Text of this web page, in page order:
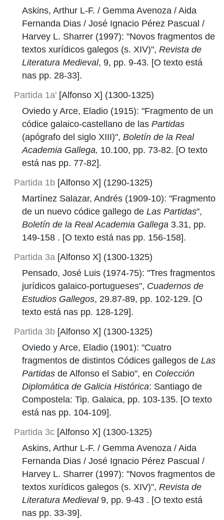
Askins, Arthur L-F. / Gemma Avenoza / Aida
Fernanda Dias / José Ignacio Pérez Pascual /
Harvey L. Sharrer (1997): "Novos fragmentos de
textos xurídicos galegos (s. XIV)", Revista de
Literatura Medieval, 9, pp. 9-43. [O texto está
nas pp. 28-33].
Partida 1a' [Alfonso X] (1300-1325)
Oviedo y Arce, Eladio (1915): "Fragmento de un
códice galaico-castellano de las Partidas
(apógrafo del siglo XIII)", Boletín de la Real
Academia Gallega, 10.100, pp. 73-82. [O texto
está nas pp. 77-82].
Partida 1b [Alfonso X] (1290-1325)
Martínez Salazar, Andrés (1909-10): "Fragmento
de un nuevo códice gallego de Las Partidas",
Boletín de la Real Academia Gallega 3.31, pp.
149-158 . [O texto está nas pp. 156-158].
Partida 3a [Alfonso X] (1300-1325)
Pensado, José Luis (1974-75): "Tres fragmentos
jurídicos galaico-portugueses", Cuadernos de
Estudios Gallegos, 29.87-89, pp. 102-129. [O
texto está nas pp. 128-129].
Partida 3b [Alfonso X] (1300-1325)
Oviedo y Arce, Eladio (1901): "Cuatro
fragmentos de distintos Códices gallegos de Las
Partidas de Alfonso el Sabio", en Colección
Diplomática de Galicia Histórica: Santiago de
Compostela: Tip. Galaica, pp. 103-135. [O texto
está nas pp. 104-109].
Partida 3c [Alfonso X] (1300-1325)
Askins, Arthur L-F. / Gemma Avenoza / Aida
Fernanda Dias / José Ignacio Pérez Pascual /
Harvey L. Sharrer (1997): "Novos fragmentos de
textos xurídicos galegos (s. XIV)", Revista de
Literatura Medieval9, pp. 9-43 . [O texto está
nas pp. 33-39].